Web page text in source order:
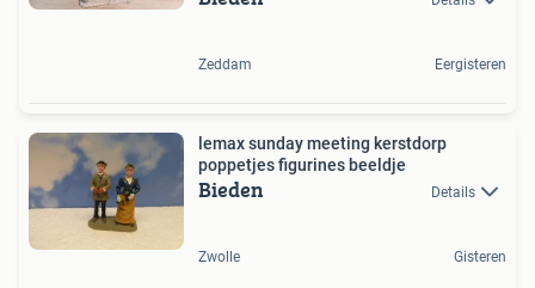
Zeddam Eergisteren
lemax sunday meeting kerstdorp
poppetjes figurines beeldje
Bieden Details
Zwolle Gisteren